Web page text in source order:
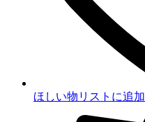
ほしい物リストに追加